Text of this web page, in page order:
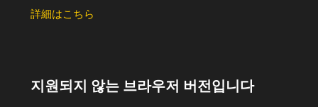
詳細はこちら
지원되지 않는 브라우저 버전입니다